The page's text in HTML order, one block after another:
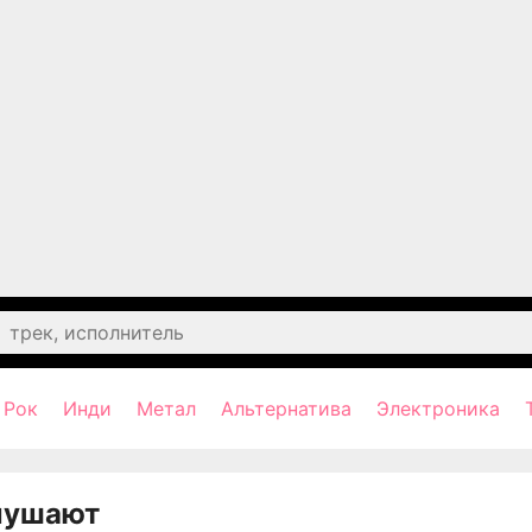
Рок Инди Метал Альтернатива Электроника